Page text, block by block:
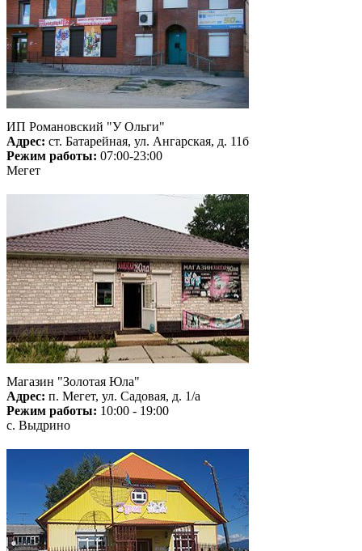
ИП Романовский "У Ольги"
Адрес: ст. Батарейная, ул. Ангарская, д. 11б
Режим работы: 07:00-23:00
Мегет
Магазин "Золотая Юла"
Адрес: п. Мегет, ул. Садовая, д. 1/а
Режим работы: 10:00 - 19:00
с. Выдрино